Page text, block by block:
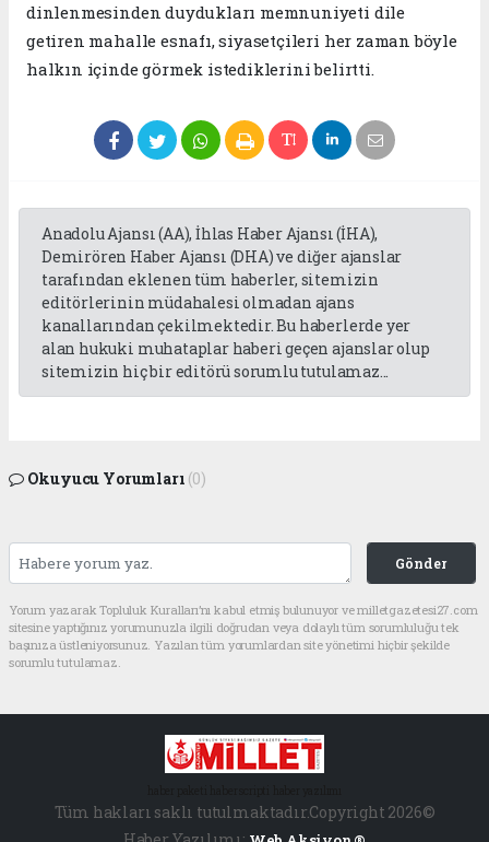
dinlenmesinden duydukları memnuniyeti dile
getiren mahalle esnafı, siyasetçileri her zaman böyle
halkın içinde görmek istediklerini belirtti.
Anadolu Ajansı (AA), İhlas Haber Ajansı (İHA),
Demirören Haber Ajansı (DHA) ve diğer ajanslar
tarafından eklenen tüm haberler, sitemizin
editörlerinin müdahalesi olmadan ajans
kanallarından çekilmektedir. Bu haberlerde yer
alan hukuki muhataplar haberi geçen ajanslar olup
sitemizin hiç bir editörü sorumlu tutulamaz...
Okuyucu Yorumları (0)
Gönder
Yorum yazarak Topluluk Kuralları’nı kabul etmiş bulunuyor ve milletgazetesi27.com
sitesine yaptığınız yorumunuzla ilgili doğrudan veya dolaylı tüm sorumluluğu tek
başınıza üstleniyorsunuz. Yazılan tüm yorumlardan site yönetimi hiçbir şekilde
sorumlu tutulamaz.
Tüm hakları saklı tutulmaktadır.Copyright 2026©